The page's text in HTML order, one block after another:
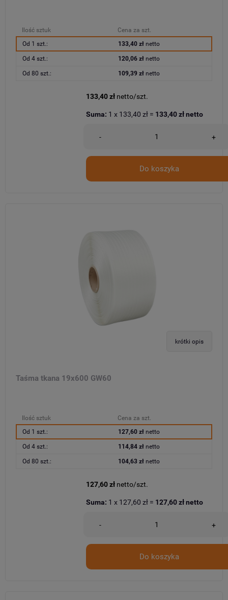
Ilość sztuk
Cena za szt.
Od 1 szt.:
133,40 złnetto
Od 4 szt.: 120,06 złnetto
Od 80 szt.: 109,39 złnetto
133,40 zł netto/szt.
- +
Do koszyka
Suma: 1 x 133,40 zł = 133,40 złnetto
krótki opis
Taśma tkana 19x600 GW60
Ilość sztuk
Cena za szt.
Od 1 szt.:
127,60 złnetto
Od 4 szt.: 114,84 złnetto
Od 80 szt.: 104,63 złnetto
127,60 zł netto/szt.
- +
Do koszyka
Suma: 1 x 127,60 zł = 127,60 złnetto